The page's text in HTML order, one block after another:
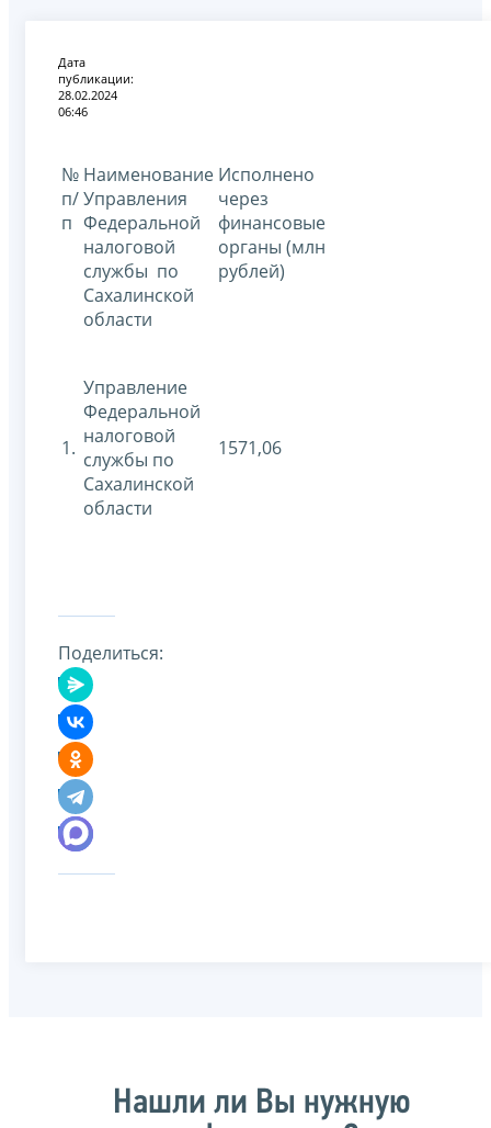
Дата
публикации:
28.02.2024
06:46
№
п/
п
Наименование
Управления
Федеральной
налоговой
службы по
Сахалинской
области
Исполнено
через
финансовые
органы (млн
рублей)
1.
Управление
Федеральной
налоговой
службы по
Сахалинской
области
1571,06
Поделиться:
Нашли ли Вы нужную